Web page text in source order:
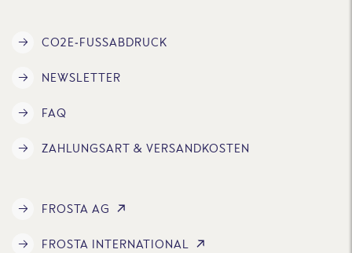
CO2E-FUSSABDRUCK
NEWSLETTER
FAQ
ZAHLUNGSART & VERSANDKOSTEN
FROSTA AG
FROSTA INTERNATIONAL